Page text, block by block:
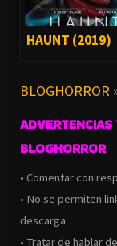
HAUNT (2019)
BLOGHORROR
BLOGHORROR
• Comentar con
• No se permiten
descarga.
• Tratar de hablar